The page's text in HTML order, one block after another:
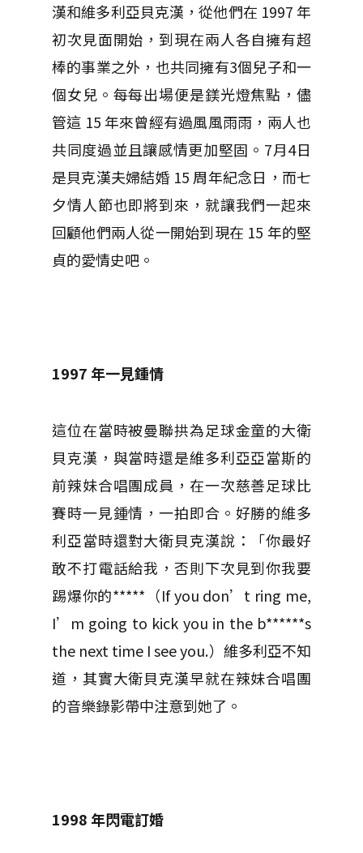
漢和維多利亞貝克漢，從他們在 1997 年
初次見面開始，到現在兩人各自擁有超
棒的事業之外，也共同擁有3個兒子和一
個女兒。每每出場便是鎂光燈焦點，儘
管這 15 年來曾經有過風風雨雨，兩人也
共同度過並且讓感情更加堅固。7月4日
是貝克漢夫婦結婚 15 周年紀念日，而七
夕情人節也即將到來，就讓我們一起來
回顧他們兩人從一開始到現在 15 年的堅
貞的愛情史吧。
1997 年一見鍾情
這位在當時被曼聯拱為足球金童的大衛
貝克漢，與當時還是維多利亞亞當斯的
前辣妹合唱團成員，在一次慈善足球比
賽時一見鍾情，一拍即合。好勝的維多
利亞當時還對大衛貝克漢說：「你最好
敢不打電話給我，否則下次見到你我要
踢爆你的*****（If you don’t ring me,
I’m going to kick you in the b******s
the next time I see you.）維多利亞不知
道，其實大衛貝克漢早就在辣妹合唱團
的音樂錄影帶中注意到她了。
1998 年閃電訂婚